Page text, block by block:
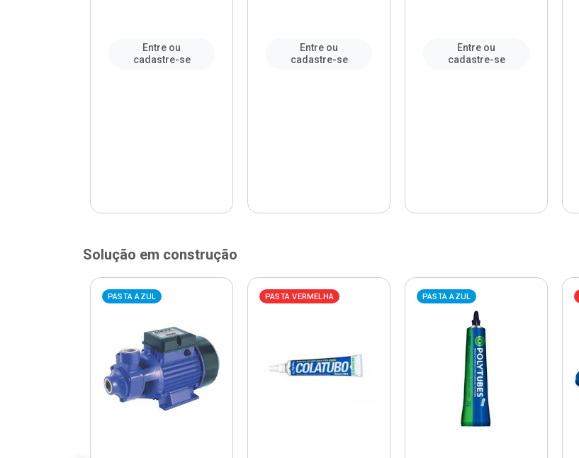
Entre ou
cadastre-se
Entre ou
cadastre-se
Entre ou
cadastre-se
Solução em construção
PASTA AZUL PASTA VERMELHA PASTA AZUL